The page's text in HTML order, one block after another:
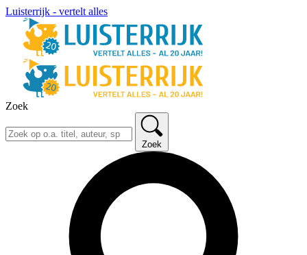
Luisterrijk - vertelt alles
Zoek
Zoek